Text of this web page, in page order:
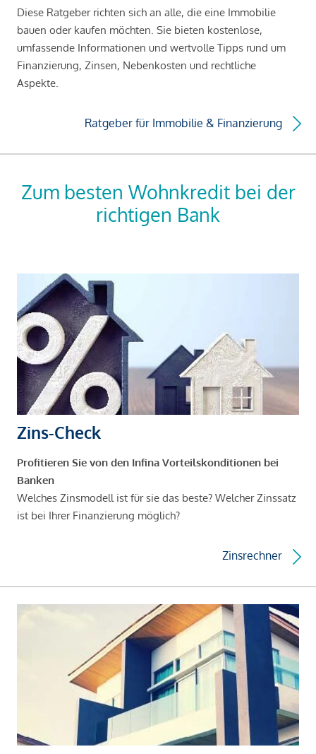
Diese Ratgeber richten sich an alle, die eine Immobilie
bauen oder kaufen möchten. Sie bieten kostenlose,
umfassende Informationen und wertvolle Tipps rund um
Finanzierung, Zinsen, Nebenkosten und rechtliche
Aspekte.
Ratgeber für Immobilie & Finanzierung
Zum besten Wohnkredit bei der
richtigen Bank
Zins-Check
Profitieren Sie von den Infina Vorteilskonditionen bei
Banken
Welches Zinsmodell ist für sie das beste? Welcher Zinssatz
ist bei Ihrer Finanzierung möglich?
Zinsrechner